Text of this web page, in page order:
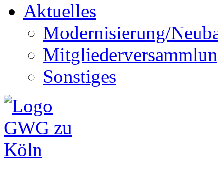
Aktuelles
Modernisierung/
Sonstiges